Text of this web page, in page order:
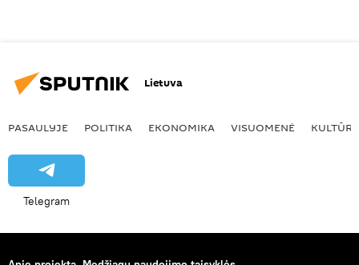
Lietuva
PASAULYJE POLITIKA EKONOMIKA VISUOMENĖ KULTŪRA
Telegram